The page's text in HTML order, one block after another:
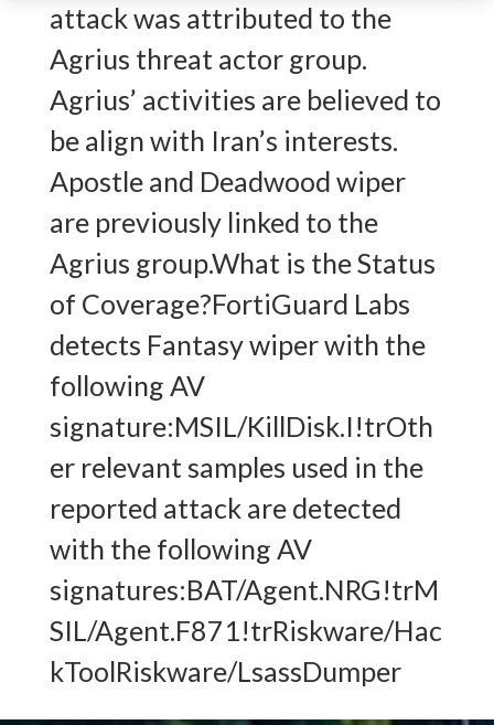
attack was attributed to the
Agrius threat actor group.
Agrius’ activities are believed to
be align with Iran’s interests.
Apostle and Deadwood wiper
are previously linked to the
Agrius group.What is the Status
of Coverage?FortiGuard Labs
detects Fantasy wiper with the
following AV
signature:MSIL/KillDisk.I!trOth
er relevant samples used in the
reported attack are detected
with the following AV
signatures:BAT/Agent.NRG!trM
SIL/Agent.F871!trRiskware/Hac
kToolRiskware/LsassDumper